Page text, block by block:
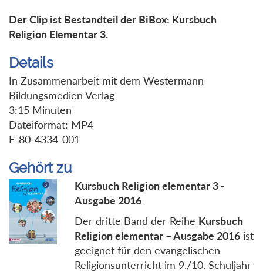
Der Clip ist Bestandteil der BiBox: Kursbuch
Religion Elementar 3.
Details
In Zusammenarbeit mit dem Westermann
Bildungsmedien Verlag
3:15 Minuten
Dateiformat: MP4
E-80-4334-001
Gehört zu
Kursbuch Religion elementar 3 -
Ausgabe 2016
Der dritte Band der Reihe Kursbuch
Religion elementar – Ausgabe 2016 ist
geeignet für den evangelischen
Religionsunterricht im 9./10. Schuljahr